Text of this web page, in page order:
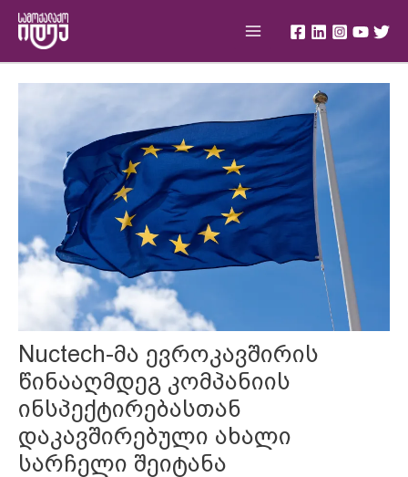
content
Nuctech-მა ევროკავშირის
წინააღმდეგ კომპანიის
ინსპექტირებასთან
დაკავშირებული ახალი
სარჩელი შეიტანა